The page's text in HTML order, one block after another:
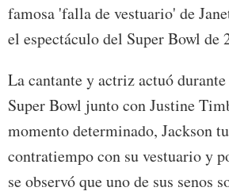
famosa 'falla de vestuario' de
el espectáculo del Super Bowl de
La cantante y actriz actuó
Super Bowl junto con Justine
momento determinado, Jackson
contratiempo con su vestuario y
se observó que uno de sus senos